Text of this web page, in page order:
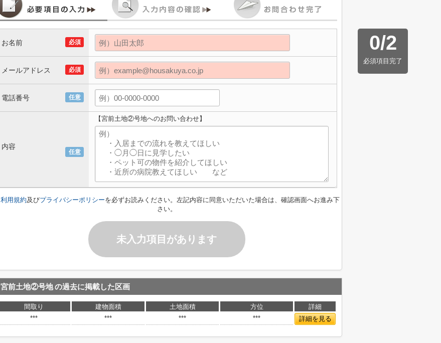
0/2
必須項目完了
必須
お名前
必須
メールアドレス
任意
電話番号
任意
内容
【宮前土地②号地へのお問い合わせ】
利用規約及びプライバシーポリシーを必ずお読みください。左記内容に同意いただいた場合は、確認画面へお進み下
さい。
未入力項目があります
宮前土地②号地の過去に掲載した区画
間取り 建物面積 土地面積 方位
詳細
***
*** *** *** 詳細を見る